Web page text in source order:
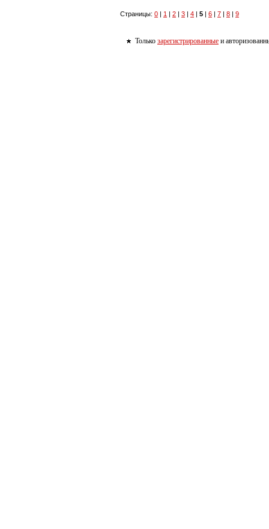
Страницы: 0 | 1 | 2 | 3 | 4 | 5 | 6 | 7 | 8 | 9
Только зарегистрированные и